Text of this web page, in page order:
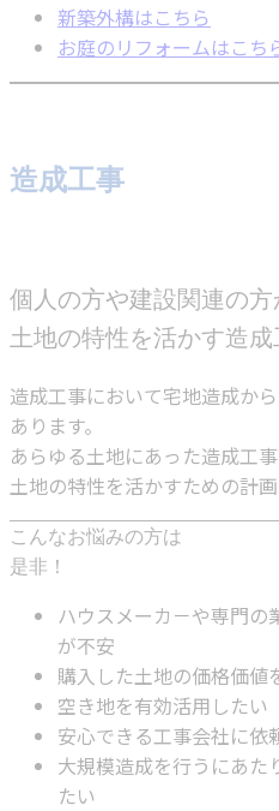
新築外構はこちら
お庭のリフォームはこち
造成工事
個人の方や建設関連の方
土地の特性を活かす造成
造成工事において宅地造成か
あります。
あらゆる土地にあった造成工
土地の特性を活かすための計
こんなお悩みの方は
是非！
ハウスメーカ－や専門の
が不安
購入した土地の価格価値
空き地を有効活用したい
安心できる工事会社に依
大規模造成を行うにあた
たい